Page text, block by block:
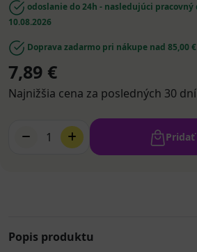
odoslanie do 24h - nasledujúci
10.08.2026
Doprava zadarmo pri nákupe nad 85,00 €
7,89 €
Najnižšia cena za posledných 30
1
Popis produktu